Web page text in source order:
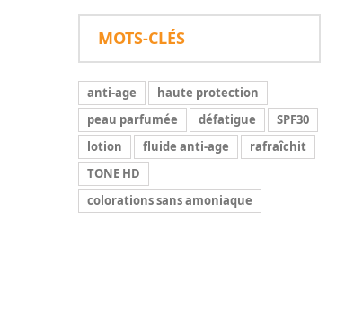
MOTS-CLÉS
anti-age
haute protection
peau parfumée
défatigue
SPF30
lotion
fluide anti-age
rafraîchit
TONE HD
colorations sans amoniaque